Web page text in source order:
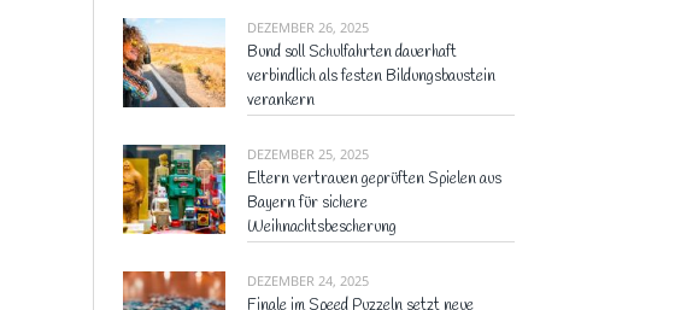
DEZEMBER 26, 2025
Bund soll Schulfahrten dauerhaft
verbindlich als festen Bildungsbaustein
verankern
DEZEMBER 25, 2025
Eltern vertrauen geprüften Spielen aus
Bayern für sichere
Weihnachtsbescherung
DEZEMBER 24, 2025
Finale im Speed Puzzeln setzt neue